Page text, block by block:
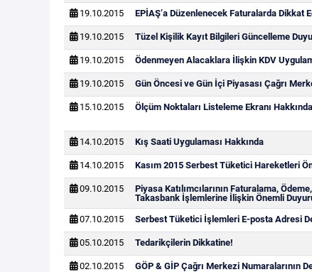
19.10.2015 EPİAŞ’a Düzenlenecek Faturalarda Dikkat
19.10.2015 Tüzel Kişilik Kayıt Bilgileri Güncelleme
19.10.2015 Ödenmeyen Alacaklara İlişkin KDV
19.10.2015 Gün Öncesi ve Gün İçi Piyasası Çağrı
15.10.2015 Ölçüm Noktaları Listeleme Ekranı Hakkında
14.10.2015 Kış Saati Uygulaması Hakkında
14.10.2015 Kasım 2015 Serbest Tüketici Hareketleri
09.10.2015
Piyasa Katılımcılarının Faturalama,
Takasbank İşlemlerine İlişkin Önemli
07.10.2015 Serbest Tüketici İşlemleri E-posta Adresi
05.10.2015 Tedarikçilerin Dikkatine!
02.10.2015 GÖP & GİP Çağrı Merkezi Numaralarının